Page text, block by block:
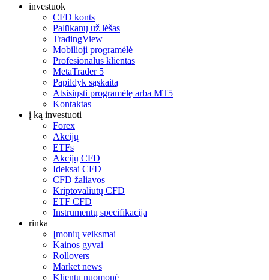
investuok
CFD konts
Palūkanų už lėšas
TradingView
Mobilioji programėlė
Profesionalus klientas
MetaTrader 5
Papildyk sąskaitą
Atsisiųsti programėlę arba MT5
Kontaktas
į ką investuoti
Forex
Akcijų
ETFs
Akcijų CFD
Ideksai CFD
CFD žaliavos
Kriptovaliutų CFD
ETF CFD
Instrumentų specifikacija
rinka
Įmonių veiksmai
Kainos gyvai
Rollovers
Market news
Klientų nuomonė